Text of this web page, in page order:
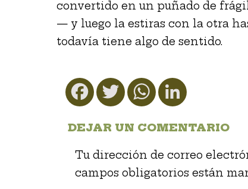
convertido en un puñado de
— y luego la estiras con la otra
todavía tiene algo de sentido.
FacebookTwitterWhatsApp
DEJAR UN COMENTARIO
Tu dirección de correo
campos obligatorios están